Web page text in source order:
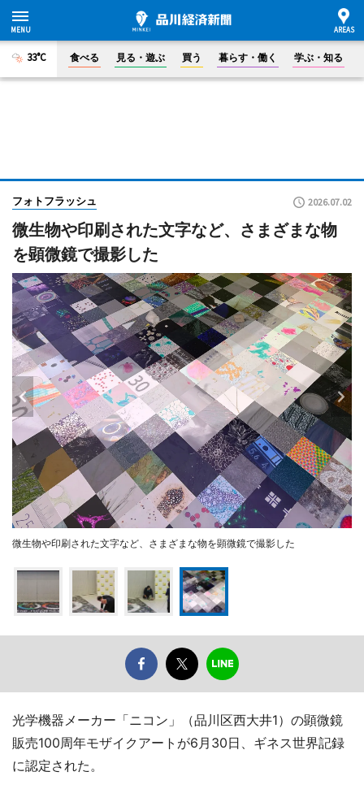
33°C 食べる 見る・遊ぶ 買う 暮らす・働く 学ぶ・知る
フォトフラッシュ 2026.07.02
微生物や印刷された文字など、さまざまな物
を顕微鏡で撮影した
微生物や印刷された文字など、さまざまな物を顕微鏡で撮影した
光学機器メーカー「ニコン」（品川区西大井1）の顕微鏡
販売100周年モザイクアートが6月30日、ギネス世界記録
に認定された。